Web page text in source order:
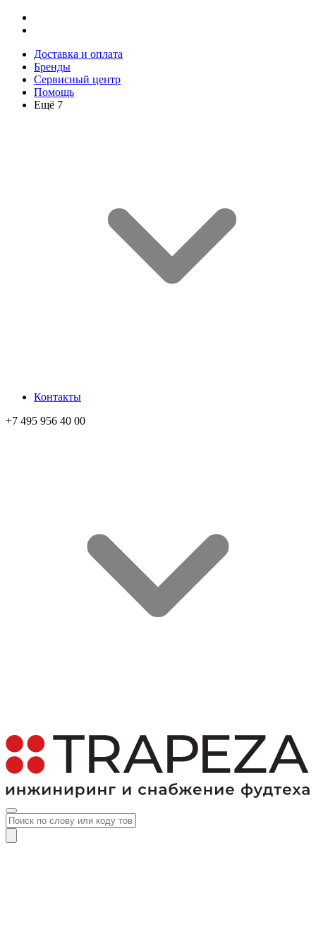
Доставка и оплата
Бренды
Сервисный центр
Помощь
Ещё 7
Контакты
+7 495 956 40 00